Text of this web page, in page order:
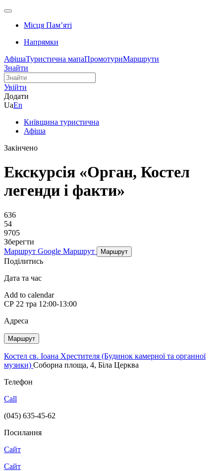
Місця Памʼяті
Напрямки
АфішаТуристична мапаПромотуриМаршрути
Знайти
Увійти
Додати
UaEn
Київщина туристична
Афіша
Закінчено
Екскурсія «Орган, Костел
легенди і факти»
636
54
9705
Зберегти
Маршрут Google Маршрут Маршрут
Поділитись
Дата та час
Add to calendar
СР 22 тра 12:00-13:00
Адреса
Маршрут
Костел св. Іоана Хрестителя (Будинок камерної та органної
музики) Соборна площа, 4, Біла Церква
Телефон
Call
(045) 635-45-62
Посилання
Сайт
Сайт